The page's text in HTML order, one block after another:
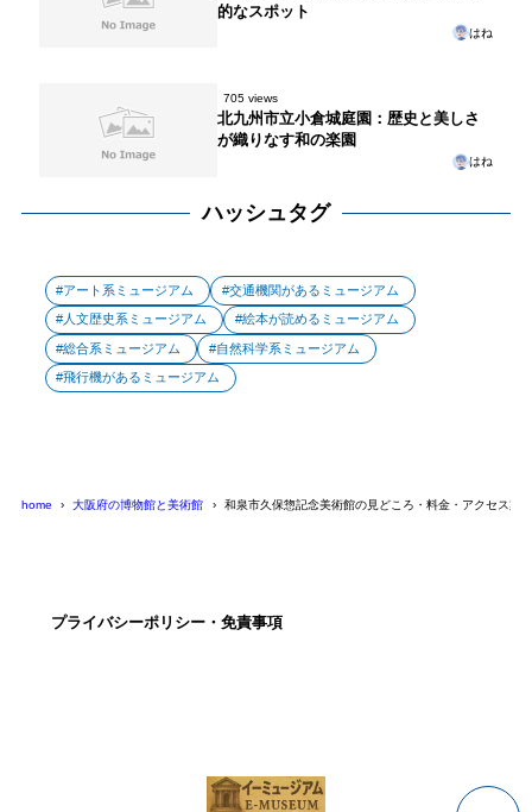
的なスポット
はね
705 views
北九州市立小倉城庭園：歴史と美しさ
が織りなす和の楽園
はね
ハッシュタグ
アート系ミュージアム 交通機関があるミュージアム
人文歴史系ミュージアム 絵本が読めるミュージアム
総合系ミュージアム 自然科学系ミュージアム
飛行機があるミュージアム
home 大阪府の博物館と美術館 和泉市久保惣記念美術館の見どころ・料金・アクセス案内
プライバシーポリシー・免責事項